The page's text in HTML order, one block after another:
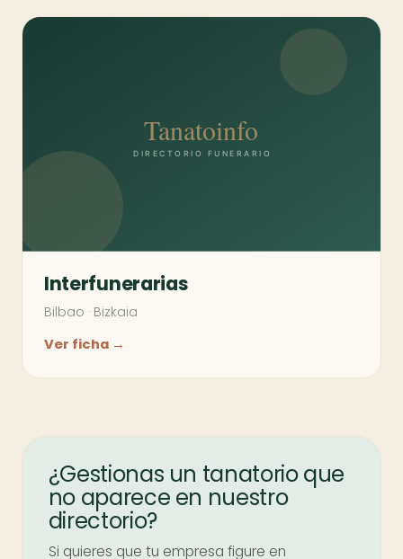
Interfunerarias
Bilbao · Bizkaia
Ver ficha →
¿Gestionas un tanatorio que
no aparece en nuestro
directorio?
Si quieres que tu empresa figure en